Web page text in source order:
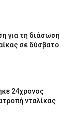
για τη διάσωση
σε δύσβατο
24χρονος
νταλίκας